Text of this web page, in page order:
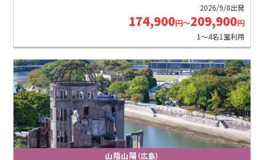
2026/9/8出発
174,900円～209,900円
1～4名1室利用
山陰山陽（広島）